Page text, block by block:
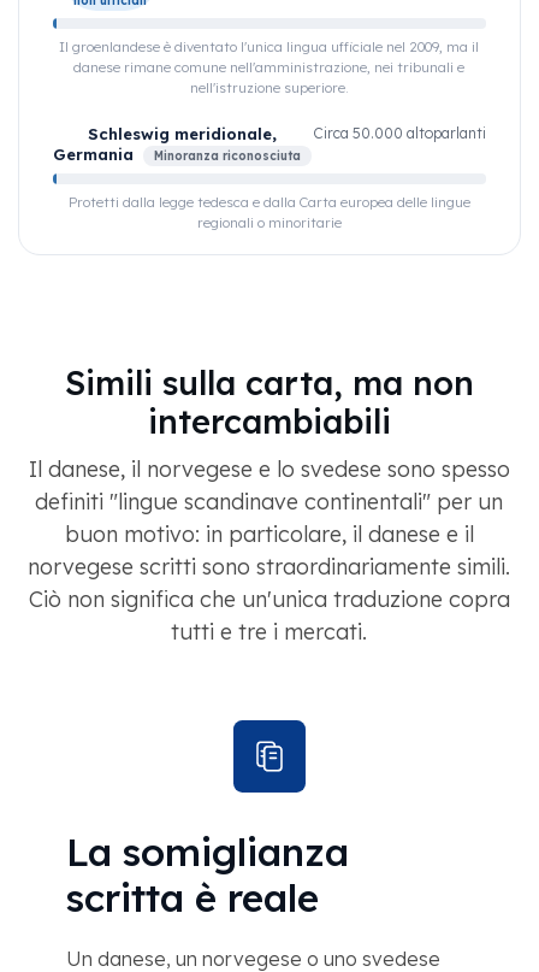
Il groenlandese è diventato l'unica lingua ufficiale nel 2009, ma il
danese rimane comune nell'amministrazione, nei tribunali e
nell'istruzione superiore.
Schleswig meridionale,
Germania
Minoranza riconosciuta
Circa 50.000 altoparlanti
Protetti dalla legge tedesca e dalla Carta europea delle lingue
regionali o minoritarie
Simili sulla carta, ma non
intercambiabili
Il danese, il norvegese e lo svedese sono spesso
definiti "lingue scandinave continentali" per un
buon motivo: in particolare, il danese e il
norvegese scritti sono straordinariamente simili.
Ciò non significa che un'unica traduzione copra
tutti e tre i mercati.
La somiglianza
scritta è reale
Un danese, un norvegese o uno svedese